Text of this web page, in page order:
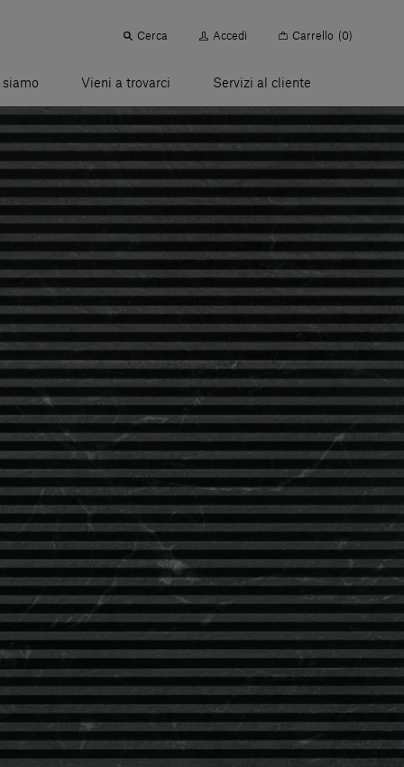
Cerca Accedi Carrello (0)
siamo Vieni a trovarci Servizi al cliente